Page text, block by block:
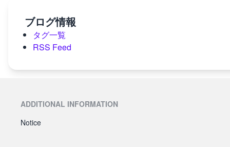
ブログ情報
タグ一覧
RSS Feed
ADDITIONAL INFORMATION
Notice